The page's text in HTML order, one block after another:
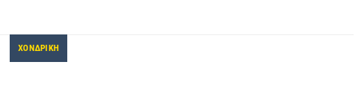
ΧΟΝΔΡΙΚΗ